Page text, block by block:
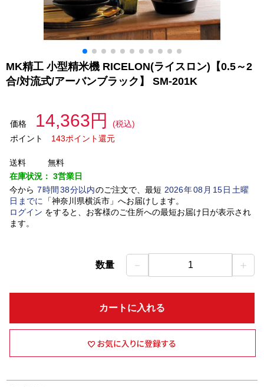
MK精工 小型精米機 RICELON(ライスロン)【0.5～2
合/対流式/アーバンブラック】 SM-201K
価格 14,363円
(税込)
ポイント
143ポイント還元
送料
無料
在庫状況： 3営業日
今から 7時間 38分以内のご注文で、最短 2026年08 月 15日土曜
日 までに 「神奈川県横浜市」 へお届けします。
ログイン をすると、お客様のご住所への最短お届け日が表示され
ます。
数量 － 1 ＋
カートに入れる